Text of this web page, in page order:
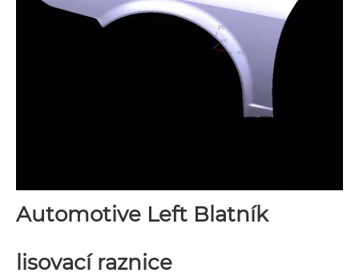
Automotive Left Blatník
lisovací raznice